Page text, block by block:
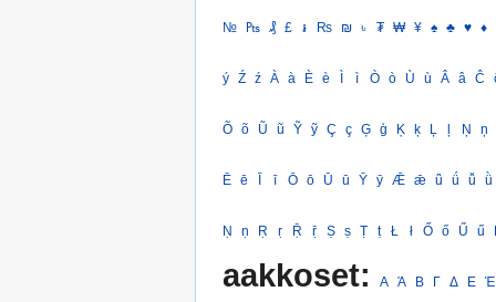
№ ₧ ₰ £ ៛ ₨ ₪ ৳ ₮ ₩ ¥ ♠ ♣ ♥ ♦
ý Ź ź À à È è Ì ì Ò ò Ù ù Â â Ĉ
Õ õ Ũ ũ Ỹ ỹ Ç ç Ģ ģ Ķ ķ Ļ ļ Ņ ņ
Ē ē Ī ī Ō ō Ū ū Ȳ ȳ Ǣ ǣ ǖ ǘ ǚ ǜ
Ṇ ṇ Ṛ ṛ Ṝ ṝ Ṣ ṣ Ṭ ṭ Ł ł Ő ő Ű ű
aakkoset: Α Ά Β Γ Δ Ε Έ